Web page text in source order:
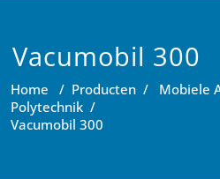
Vacumobil 300
Home / Producten / Mobiele
Polytechnik /
Vacumobil 300